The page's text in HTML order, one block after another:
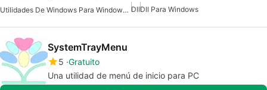
Utilidades De Windows Para Windows 10 DllDll Para Windows
SystemTrayMenu
5 Gratuito
Una utilidad de menú de inicio para PC